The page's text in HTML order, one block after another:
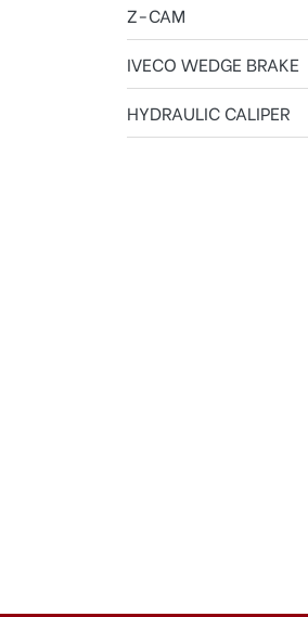
Z-CAM
IVECO WEDGE BRAKE
HYDRAULIC CALIPER